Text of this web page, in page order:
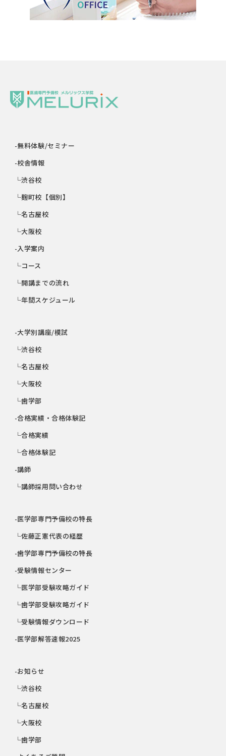
-無料体験/セミナー
-校舎情報
└渋谷校
└麹町校【個別】
└名古屋校
└大阪校
-入学案内
└コース
└開講までの流れ
└年間スケジュール
-大学別講座/模試
└渋谷校
└名古屋校
└大阪校
└歯学部
-合格実績・合格体験記
└合格実績
└合格体験記
-講師
└講師採用問い合わせ
-医学部専門予備校の特長
└佐藤正憲代表の経歴
-歯学部専門予備校の特長
-受験情報センター
└医学部受験攻略ガイド
└歯学部受験攻略ガイド
└受験情報ダウンロード
-医学部解答速報2025
-お知らせ
└渋谷校
└名古屋校
└大阪校
└歯学部